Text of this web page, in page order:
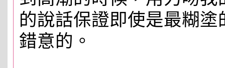
的說話保證即使是最糊
錯意的。